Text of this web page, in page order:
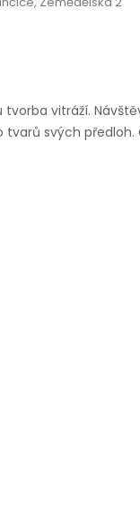
vitráží.
svých předloh.